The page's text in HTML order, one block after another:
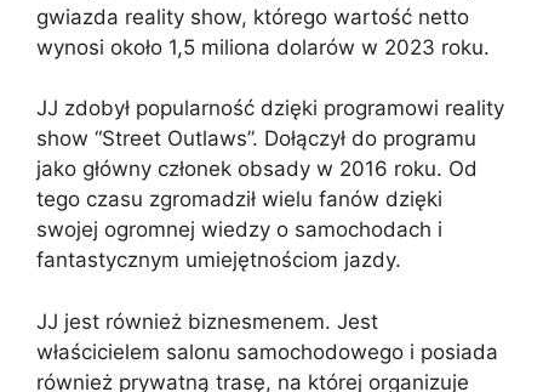
gwiazda reality show, którego wartość netto
wynosi około 1,5 miliona dolarów w 2023 roku.
JJ zdobył popularność dzięki programowi reality
show “Street Outlaws”. Dołączył do programu
jako główny członek obsady w 2016 roku. Od
tego czasu zgromadził wielu fanów dzięki
swojej ogromnej wiedzy o samochodach i
fantastycznym umiejętnościom jazdy.
JJ jest również biznesmenem. Jest
właścicielem salonu samochodowego i posiada
również prywatną trasę, na której organizuje